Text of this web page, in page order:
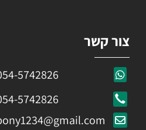
צור קשר
5742826
5742826